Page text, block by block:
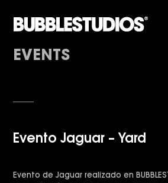
EVENTS
Evento Jaguar – Yard
Evento de Jaguar realizado en